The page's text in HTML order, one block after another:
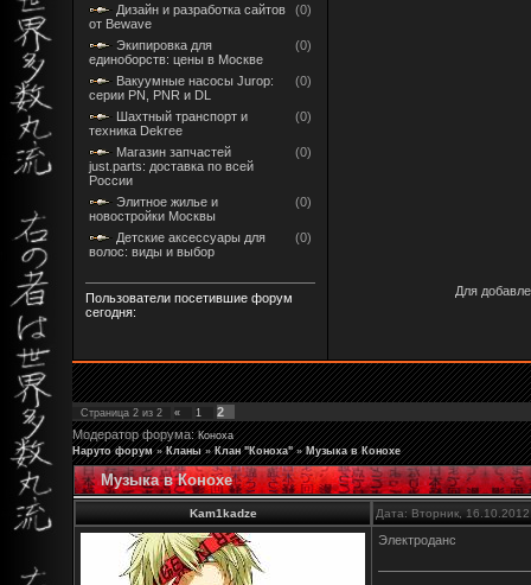
Дизайн и разработка сайтов
от Bewave
(0)
Экипировка для
единоборств: цены в Москве
(0)
Вакуумные насосы Jurop:
серии PN, PNR и DL
(0)
Шахтный транспорт и
техника Dekree
(0)
Магазин запчастей
just.parts: доставка по всей
России
(0)
Элитное жилье и
новостройки Москвы
(0)
Детские аксессуары для
волос: виды и выбор
(0)
Пользователи посетившие форум
сегодня:
Для
Страница 2 из 2 « 1
2
Модератор форума:Коноха
Наруто форум » Кланы » Клан "Коноха" » Музыка в Конохе
Музыка в Конохе
Kam1kadze Дата: Вторник,
Электроданс